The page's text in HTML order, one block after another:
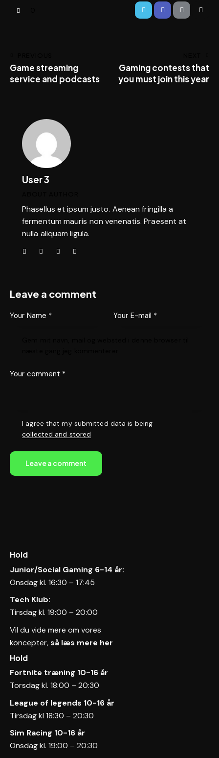
Game streaming
service and podcasts
Gaming contests that
you must join this year
User 3
Phasellus et ipsum justo. Aenean fringilla a
fermentum mauris non venenatis. Praesent at
nulla aliquam ligula.
Leave a comment
I agree that my submitted data is being
collected and stored
Hold
Junior/Social Gaming 6-14 år:
Onsdag kl. 16:30 – 17:45
Tech Klub:
Tirsdag kl. 19:00 – 20:00
Vil du vide mere om vores
koncepter,så læs mere her
Hold
Fortnite træning 10-16 år
Torsdag kl. 18:00 – 20:30
League of legends 10-16 år
Tirsdag kl 18:30 – 20:30
Sim Racing 10-16 år
Onsdag kl. 19:00 – 20:30